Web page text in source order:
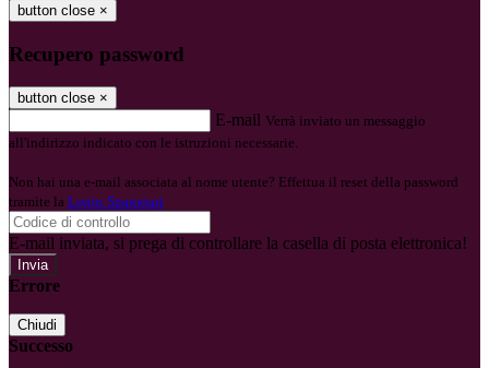
button close ×
Recupero password
button close ×
E-mail Verrà inviato un messaggio
all'indirizzo indicato con le istruzioni necessarie.
Non hai una e-mail associata al nome utente? Effettua il reset della password
tramite la Login Spaggiari
E-mail inviata, si prega di controllare la casella di posta elettronica!
Errore
Chiudi
Successo